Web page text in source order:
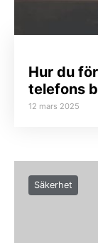
Hur du
telefons
12 mars 2025
Säkerhet